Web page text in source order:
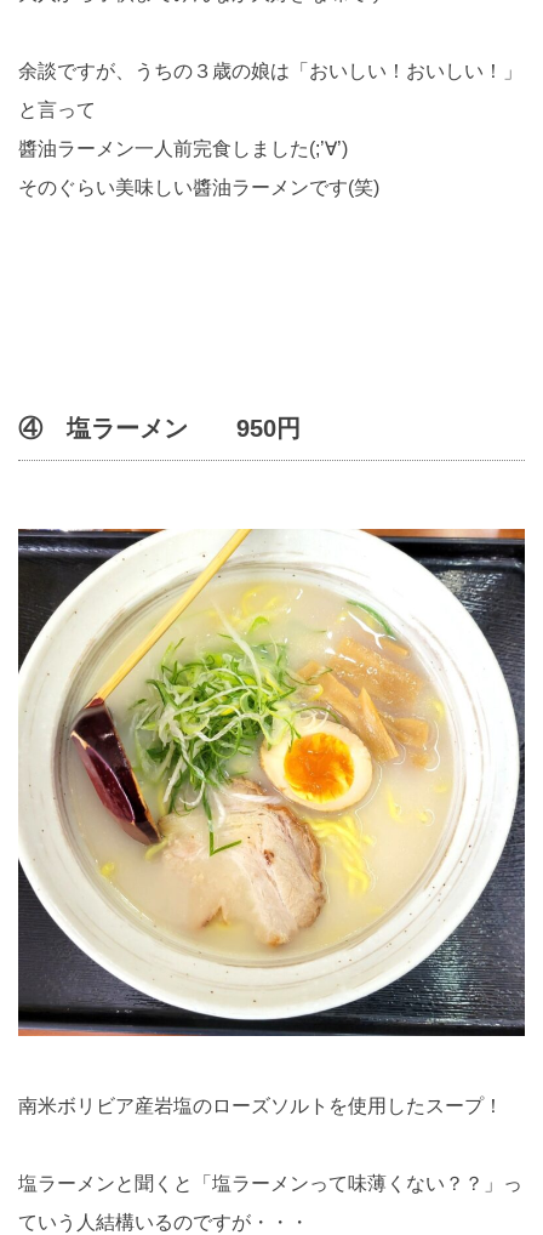
余談ですが、うちの３歳の娘は「おいしい！おいしい！」
と言って
醬油ラーメン一人前完食しました(;’∀’)
そのぐらい美味しい醬油ラーメンです(笑)
④ 塩ラーメン 950円
南米ボリビア産岩塩のローズソルトを使用したスープ！
塩ラーメンと聞くと「塩ラーメンって味薄くない？？」っ
ていう人結構いるのですが・・・